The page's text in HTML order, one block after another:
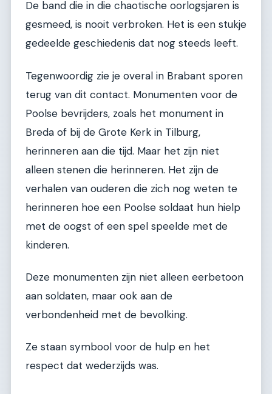
De band die in die chaotische oorlogsjaren is
gesmeed, is nooit verbroken. Het is een stukje
gedeelde geschiedenis dat nog steeds leeft.
Tegenwoordig zie je overal in Brabant sporen
terug van dit contact. Monumenten voor de
Poolse bevrijders, zoals het monument in
Breda of bij de Grote Kerk in Tilburg,
herinneren aan die tijd. Maar het zijn niet
alleen stenen die herinneren. Het zijn de
verhalen van ouderen die zich nog weten te
herinneren hoe een Poolse soldaat hun hielp
met de oogst of een spel speelde met de
kinderen.
Deze monumenten zijn niet alleen eerbetoon
aan soldaten, maar ook aan de
verbondenheid met de bevolking.
Ze staan symbool voor de hulp en het
respect dat wederzijds was.